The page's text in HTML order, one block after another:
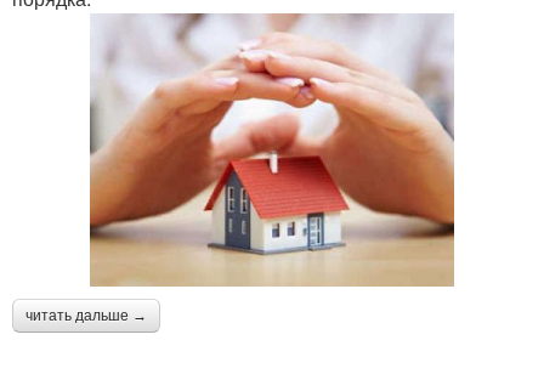
читать дальше →